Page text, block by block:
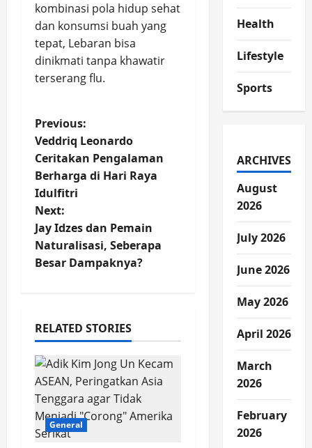
kombinasi pola hidup sehat
dan konsumsi buah yang
tepat, Lebaran bisa
dinikmati tanpa khawatir
terserang flu.
P
o
s
t
n
a
i
g
a
t
Previous:
Veddriq Leonardo
Ceritakan Pengalaman
Berharga di Hari Raya
Idulfitri
Next:
Jay Idzes dan Pemain
Naturalisasi, Seberapa
Besar Dampaknya?
RELATED STORIES
General
Health
Lifestyle
Sports
ARCHIVES
August
2026
July 2026
June 2026
May 2026
April 2026
March
2026
February
2026